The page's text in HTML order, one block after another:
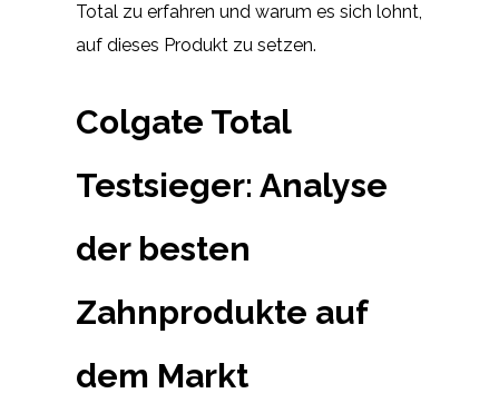
Total zu erfahren und warum es sich lohnt,
auf dieses Produkt zu setzen.
Colgate Total
Testsieger: Analyse
der besten
Zahnprodukte auf
dem Markt